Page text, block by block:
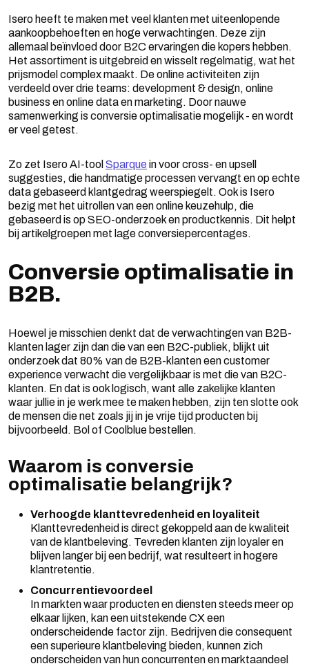
Isero heeft te maken met veel klanten met uiteenlopende
aankoopbehoeften en hoge verwachtingen. Deze zijn
allemaal beïnvloed door B2C ervaringen die kopers hebben.
Het assortiment is uitgebreid en wisselt regelmatig, wat het
prijsmodel complex maakt. De online activiteiten zijn
verdeeld over drie teams: development & design, online
business en online data en marketing. Door nauwe
samenwerking is conversie optimalisatie mogelijk - en wordt
er veel getest.
Zo zet Isero AI-tool Sparque in voor cross- en upsell
suggesties, die handmatige processen vervangt en op echte
data gebaseerd klantgedrag weerspiegelt. Ook is Isero
bezig met het uitrollen van een online keuzehulp, die
gebaseerd is op SEO-onderzoek en productkennis. Dit helpt
bij artikelgroepen met lage conversiepercentages.
Conversie optimalisatie in
B2B.
Hoewel je misschien denkt dat de verwachtingen van B2B-
klanten lager zijn dan die van een B2C-publiek, blijkt uit
onderzoek dat 80% van de B2B-klanten een customer
experience verwacht die vergelijkbaar is met die van B2C-
klanten. En dat is ook logisch, want alle zakelijke klanten
waar jullie in je werk mee te maken hebben, zijn ten slotte ook
de mensen die net zoals jij in je vrije tijd producten bij
bijvoorbeeld. Bol of Coolblue bestellen.
Waarom is conversie
optimalisatie belangrijk?
Verhoogde klanttevredenheid en loyaliteit
Klanttevredenheid is direct gekoppeld aan de kwaliteit
van de klantbeleving. Tevreden klanten zijn loyaler en
blijven langer bij een bedrijf, wat resulteert in hogere
klantretentie.
Concurrentievoordeel
In markten waar producten en diensten steeds meer op
elkaar lijken, kan een uitstekende CX een
onderscheidende factor zijn. Bedrijven die consequent
een superieure klantbeleving bieden, kunnen zich
onderscheiden van hun concurrenten en marktaandeel